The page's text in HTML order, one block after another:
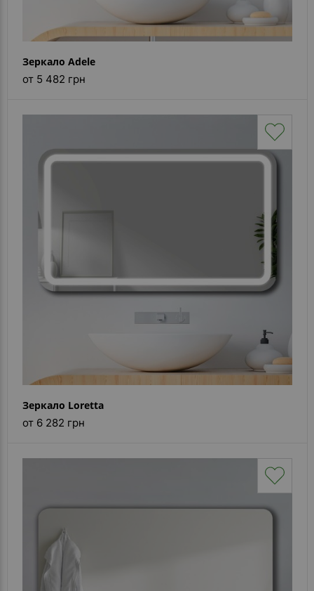
Зеркало Adele
от 5 482 грн
Зеркало Loretta
от 6 282 грн